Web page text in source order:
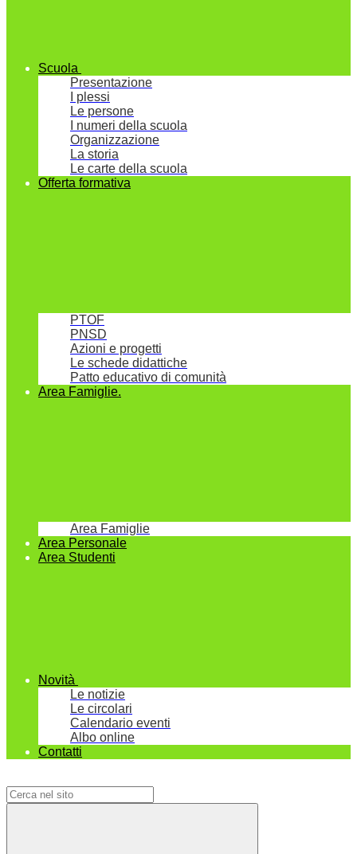
Scuola
Presentazione
I plessi
Le persone
I numeri della scuola
Organizzazione
La storia
Le carte della scuola
Offerta formativa
PTOF
PNSD
Azioni e progetti
Le schede didattiche
Patto educativo di comunità
Area Famiglie.
Area Famiglie
Area Personale
Area Studenti
Novità
Le notizie
Le circolari
Calendario eventi
Albo online
Contatti